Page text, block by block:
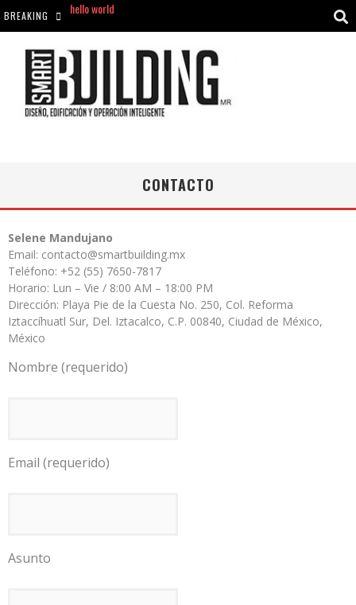
BREAKING
hello world
CONTACTO
Selene Mandujano
Email: contacto@smartbuilding.mx
Teléfono: +52 (55) 7650-7817
Horario: Lun – Vie / 8:00 AM – 18:00 PM
Dirección: Playa Pie de la Cuesta No. 250, Col. Reforma
Iztaccíhuatl Sur, Del. Iztacalco, C.P. 00840, Ciudad de México,
México
Nombre (requerido)
Email (requerido)
Asunto